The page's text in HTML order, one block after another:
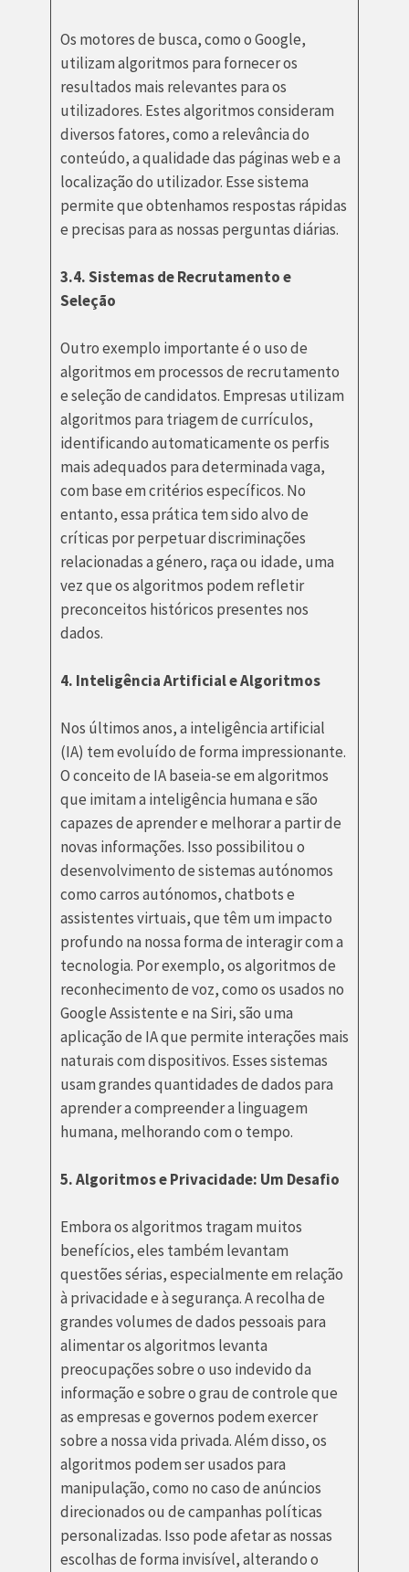
Os motores de busca, como o Google,
utilizam algoritmos para fornecer os
resultados mais relevantes para os
utilizadores. Estes algoritmos consideram
diversos fatores, como a relevância do
conteúdo, a qualidade das páginas web e a
localização do utilizador. Esse sistema
permite que obtenhamos respostas rápidas
e precisas para as nossas perguntas diárias.
3.4. Sistemas de Recrutamento e
Seleção
Outro exemplo importante é o uso de
algoritmos em processos de recrutamento
e seleção de candidatos. Empresas utilizam
algoritmos para triagem de currículos,
identificando automaticamente os perfis
mais adequados para determinada vaga,
com base em critérios específicos. No
entanto, essa prática tem sido alvo de
críticas por perpetuar discriminações
relacionadas a género, raça ou idade, uma
vez que os algoritmos podem refletir
preconceitos históricos presentes nos
dados.
4. Inteligência Artificial e Algoritmos
Nos últimos anos, a inteligência artificial
(IA) tem evoluído de forma impressionante.
O conceito de IA baseia-se em algoritmos
que imitam a inteligência humana e são
capazes de aprender e melhorar a partir de
novas informações. Isso possibilitou o
desenvolvimento de sistemas autónomos
como carros autónomos, chatbots e
assistentes virtuais, que têm um impacto
profundo na nossa forma de interagir com a
tecnologia. Por exemplo, os algoritmos de
reconhecimento de voz, como os usados no
Google Assistente e na Siri, são uma
aplicação de IA que permite interações mais
naturais com dispositivos. Esses sistemas
usam grandes quantidades de dados para
aprender a compreender a linguagem
humana, melhorando com o tempo.
5. Algoritmos e Privacidade: Um Desafio
Embora os algoritmos tragam muitos
benefícios, eles também levantam
questões sérias, especialmente em relação
à privacidade e à segurança. A recolha de
grandes volumes de dados pessoais para
alimentar os algoritmos levanta
preocupações sobre o uso indevido da
informação e sobre o grau de controle que
as empresas e governos podem exercer
sobre a nossa vida privada. Além disso, os
algoritmos podem ser usados para
manipulação, como no caso de anúncios
direcionados ou de campanhas políticas
personalizadas. Isso pode afetar as nossas
escolhas de forma invisível, alterando o